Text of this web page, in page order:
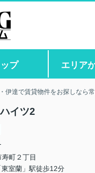
ップ エリア
伊達で賃貸物件をお探しなら
イツ2
寿町２丁目
室蘭」駅徒歩12分